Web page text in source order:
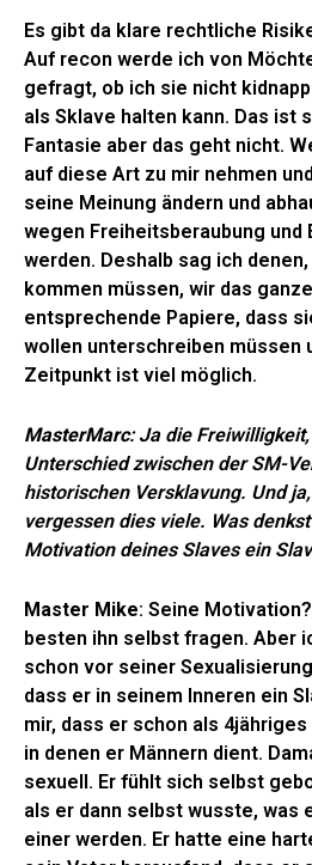
Es gibt da klare rechtliche
Auf recon werde ich von
gefragt, ob ich sie nicht
als Sklave halten kann. Das ist
Fantasie aber das geht nicht.
auf diese Art zu mir nehmen
seine Meinung ändern und
wegen Freiheitsberaubung
werden. Deshalb sag ich
kommen müssen, wir das
entsprechende Papiere, dass
wollen unterschreiben müssen
Zeitpunkt ist viel möglich.
MasterMarc: Ja die
Unterschied zwischen der SM-
historischen Versklavung. Und
vergessen dies viele. Was
Motivation deines Slaves ein
Master Mike: Seine
besten ihn selbst fragen. Aber
schon vor seiner
dass er in seinem Inneren ein
mir, dass er schon als
in denen er Männern dient.
sexuell. Er fühlt sich selbst
als er dann selbst wusste, was
einer werden. Er hatte eine